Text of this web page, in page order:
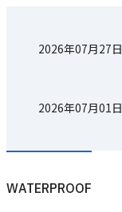
2026年07月27日
2026年07月01日
WATERPROOF